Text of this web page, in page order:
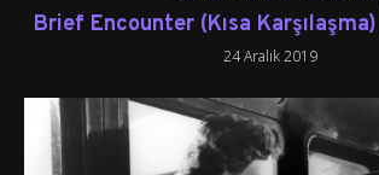
Brief Encounter (Kısa
24 Aralık 2019